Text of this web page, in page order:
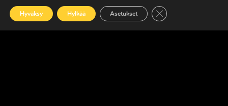
Hyväksy Hylkää Asetukset Sulje evästebanneri